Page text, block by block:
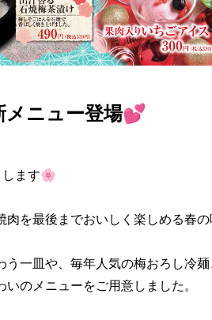
ニュー登場💕
します🌸
を最後までおいしく楽しめる春
一皿や、毎年人気の梅おろし冷麺
のメニューをご用意しました。